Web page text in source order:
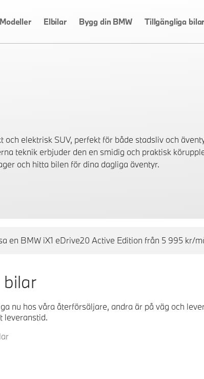
Modeller Elbilar Bygg din BMW Tillgängliga bilar
och elektrisk SUV, perfekt för både stadsliv och
teknik erbjuder den en smidig och praktisk
och hitta bilen för dina dagliga äventyr.
en BMW iX1 eDrive20 Active Edition från 5 995 kr/
nu hos våra återförsäljare, andra är på väg och
leveranstid.